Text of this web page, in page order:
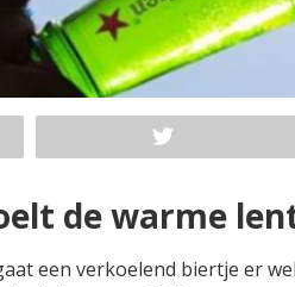
de warme
een verkoelend biertje er